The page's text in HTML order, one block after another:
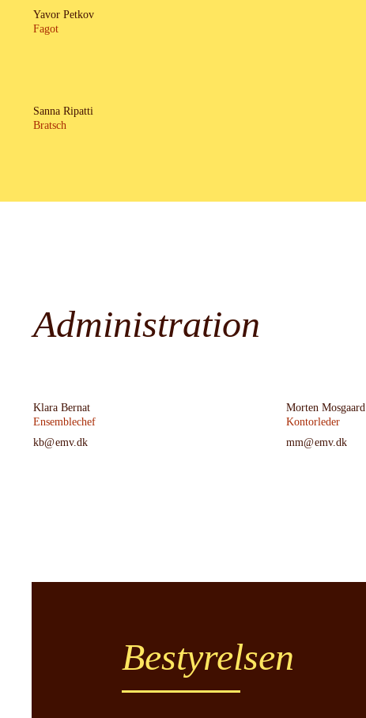
Yavor Petkov
Fagot
Sanna Ripatti
Bratsch
Administration
Klara Bernat
Ensemblechef
kb@emv.dk
Morten Mosgaard
Kontorleder
mm@emv.dk
Bestyrelsen